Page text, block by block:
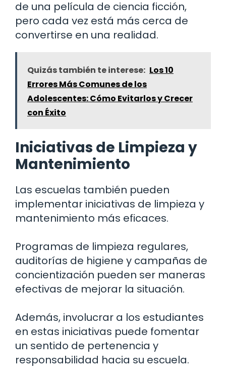
de una película de ciencia ficción,
pero cada vez está más cerca de
convertirse en una realidad.
Quizás también te interese: Los 10
Errores Más Comunes de los
Adolescentes: Cómo Evitarlos y Crecer
con Éxito
Iniciativas de Limpieza y
Mantenimiento
Las escuelas también pueden
implementar iniciativas de limpieza y
mantenimiento más eficaces.
Programas de limpieza regulares,
auditorías de higiene y campañas de
concientización pueden ser maneras
efectivas de mejorar la situación.
Además, involucrar a los estudiantes
en estas iniciativas puede fomentar
un sentido de pertenencia y
responsabilidad hacia su escuela.